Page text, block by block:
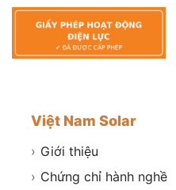
Việt Nam Solar
› Giới thiệu
› Chứng chỉ hành nghề